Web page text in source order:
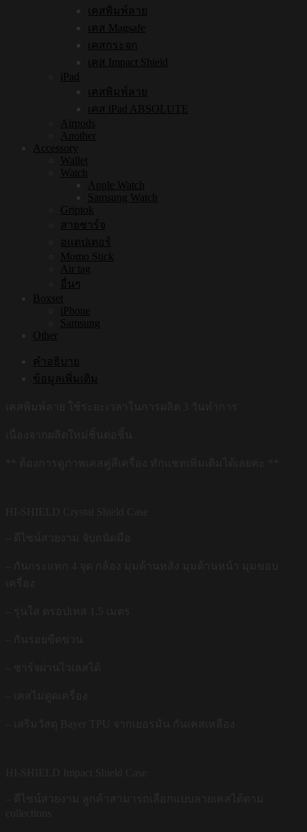
เคสพิมพ์ลาย
เคส Magsafe
เคสกระจก
เคส Impact Shield
iPad
เคสพิมพ์ลาย
เคส iPad ABSOLUTE
Airpods
Another
Accessory
Wallet
Watch
Apple Watch
Samsung Watch
Griptok
สายชาร์จ
อแดปเตอร์
Momo Stick
Air tag
อื่นๆ
Boxset
iPhone
Samsung
Other
คำอธิบาย
ข้อมูลเพิ่มเติม